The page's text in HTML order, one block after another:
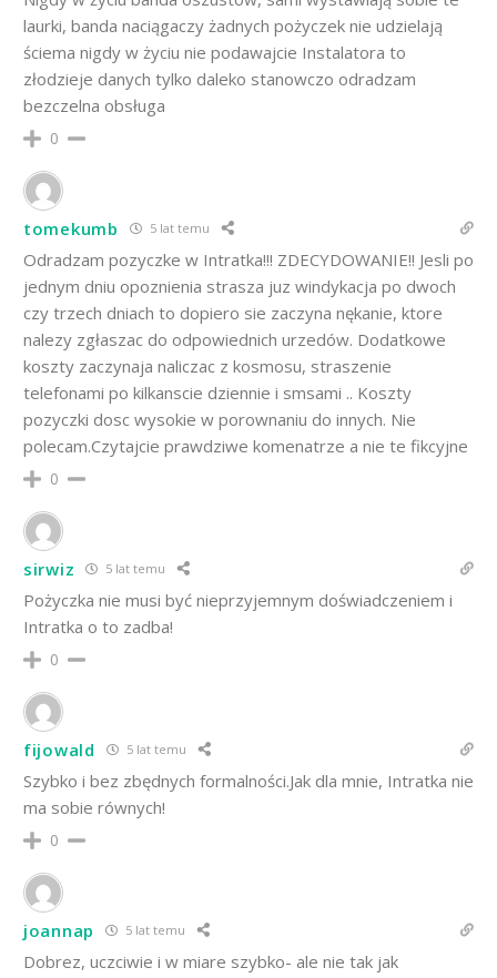
laurki, banda naciągaczy żadnych pożyczek nie udzielają
ściema nigdy w życiu nie podawajcie Instalatora to
złodzieje danych tylko daleko stanowczo odradzam
bezczelna obsługa
0
tomekumb 5 lat temu
Odradzam pozyczke w Intratka!!! ZDECYDOWANIE!! Jesli po
jednym dniu opoznienia strasza juz windykacja po dwoch
czy trzech dniach to dopiero sie zaczyna nękanie, ktore
nalezy zgłaszac do odpowiednich urzedów. Dodatkowe
koszty zaczynaja naliczac z kosmosu, straszenie
telefonami po kilkanscie dziennie i smsami .. Koszty
pozyczki dosc wysokie w porownaniu do innych. Nie
polecam.Czytajcie prawdziwe komenatrze a nie te fikcyjne
0
sirwiz 5 lat temu
Pożyczka nie musi być nieprzyjemnym doświadczeniem i
Intratka o to zadba!
0
fijowald 5 lat temu
Szybko i bez zbędnych formalności.Jak dla mnie, Intratka nie
ma sobie równych!
0
joannap 5 lat temu
Dobrez, uczciwie i w miare szybko- ale nie tak jak